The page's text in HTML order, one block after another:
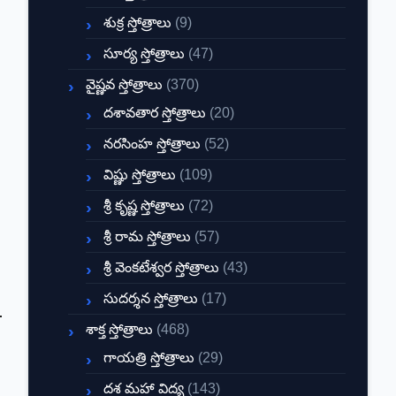
శుక్ర స్తోత్రాలు (9)
సూర్య స్తోత్రాలు (47)
వైష్ణవ స్తోత్రాలు (370)
దశావతార స్తోత్రాలు (20)
నరసింహ స్తోత్రాలు (52)
విష్ణు స్తోత్రాలు (109)
శ్రీ కృష్ణ స్తోత్రాలు (72)
శ్రీ రామ స్తోత్రాలు (57)
శ్రీ వెంకటేశ్వర స్తోత్రాలు (43)
సుదర్శన స్తోత్రాలు (17)
శాక్త స్తోత్రాలు (468)
గాయత్రి స్తోత్రాలు (29)
దశ మహా విద్య (143)